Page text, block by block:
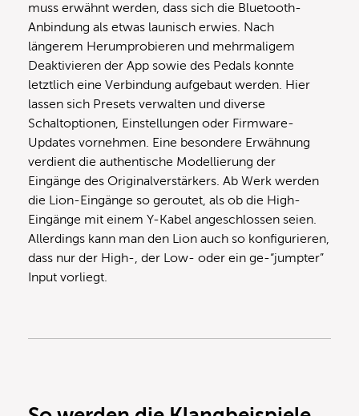
muss erwähnt werden, dass sich die Bluetooth-
Anbindung als etwas launisch erwies. Nach
längerem Herumprobieren und mehrmaligem
Deaktivieren der App sowie des Pedals konnte
letztlich eine Verbindung aufgebaut werden. Hier
lassen sich Presets verwalten und diverse
Schaltoptionen, Einstellungen oder Firmware-
Updates vornehmen. Eine besondere Erwähnung
verdient die authentische Modellierung der
Eingänge des Originalverstärkers. Ab Werk werden
die Lion-Eingänge so geroutet, als ob die High-
Eingänge mit einem Y-Kabel angeschlossen seien.
Allerdings kann man den Lion auch so konfigurieren,
dass nur der High-, der Low- oder ein ge-“jumpter”
Input vorliegt.